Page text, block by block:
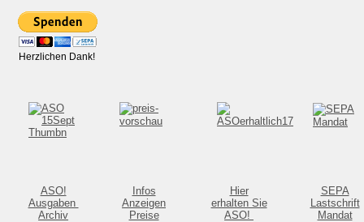
Herzlichen Dank!
ASO!
Ausgaben
Archiv
Infos
Anzeigen
Preise
Hier
erhalten Sie
ASO!
SEPA
Lastschrift
Mandat